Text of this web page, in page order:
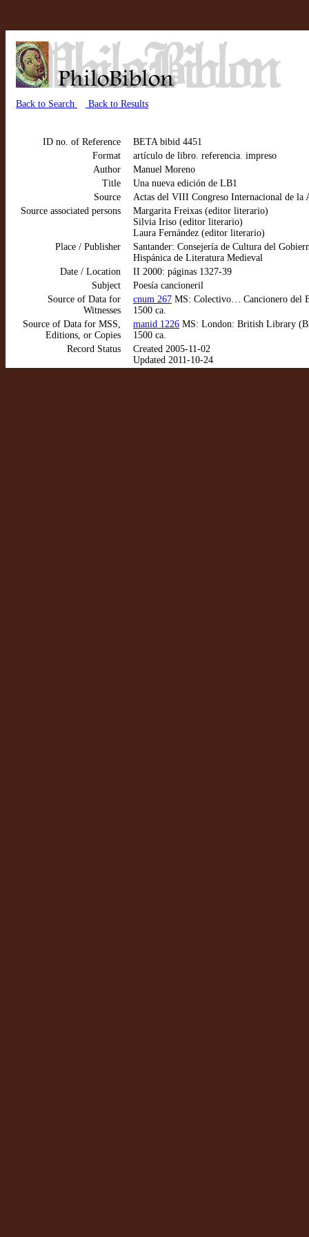
Back to Search Back to Results
ID no. of Reference
BETA bibid 4451
Format
artículo de libro. referencia. impreso
Author
Manuel Moreno
Title
Una nueva edición de LB1
Source
Actas del VIII Congreso Internacional de la
Source associated persons
Margarita Freixas (editor literario)
Silvia Iriso (editor literario)
Laura Fernández (editor literario)
Place / Publisher
Santander: Consejería de Cultura del
Hispánica de Literatura Medieval
Date / Location
II 2000: páginas 1327-39
Subject
Poesía cancioneril
Source of Data for
Witnesses
cnum 267 MS: Colectivo… Cancionero del
1500 ca.
Source of Data for MSS,
Editions, or Copies
manid 1226 MS: London: British Library
1500 ca.
Record Status
Created 2005-11-02
Updated 2011-10-24